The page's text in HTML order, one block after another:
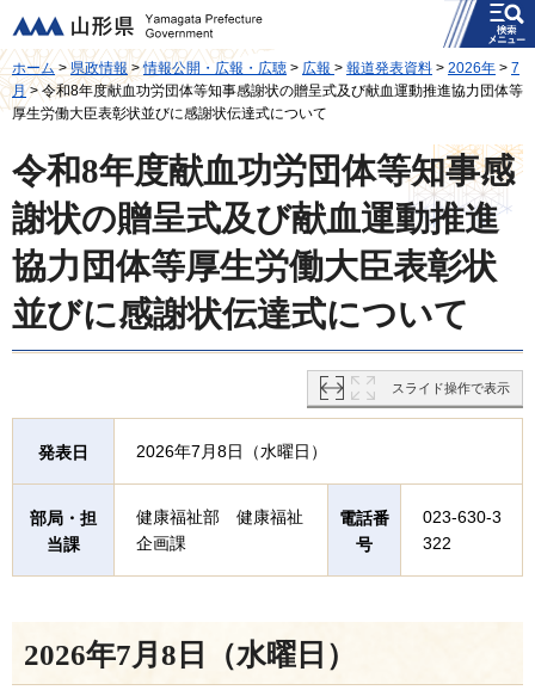
山形県
メニュー
ホーム>県政情報>情報公開・広報・広聴 > 広報 > 報道発表資料 > 2026年 > 7
月> 令和8年度献血功労団体等知事感謝状の贈呈式及び献血運動推進協力団体等
厚生労働大臣表彰状並びに感謝状伝達式について
令和8年度献血功労団体等知事感
謝状の贈呈式及び献血運動推進
協力団体等厚生労働大臣表彰状
並びに感謝状伝達式について
スライド操作で表示
発表日 2026年7月8日（水曜日）
部局・担
当課
健康福祉部 健康福祉
企画課
電話番
号
023-630-3
322
2026年7月8日（水曜日）